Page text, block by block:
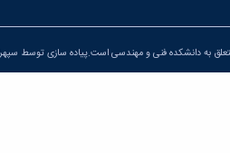
به دانشکده فنی و مهندسی است.پیاده سازی توسط